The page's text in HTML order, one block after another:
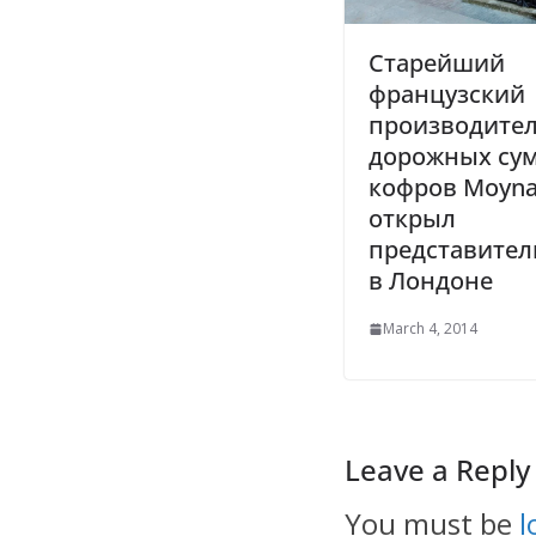
Старейший
французский
дорожных
кофров
открыл
в Лондоне
March 4, 2014
Leave a Reply
You must be